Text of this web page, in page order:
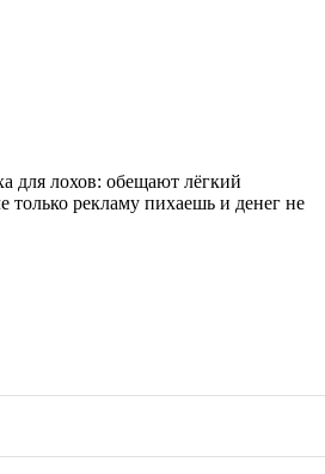
для лохов: обещают лёгкий
только рекламу пихаешь и денег не